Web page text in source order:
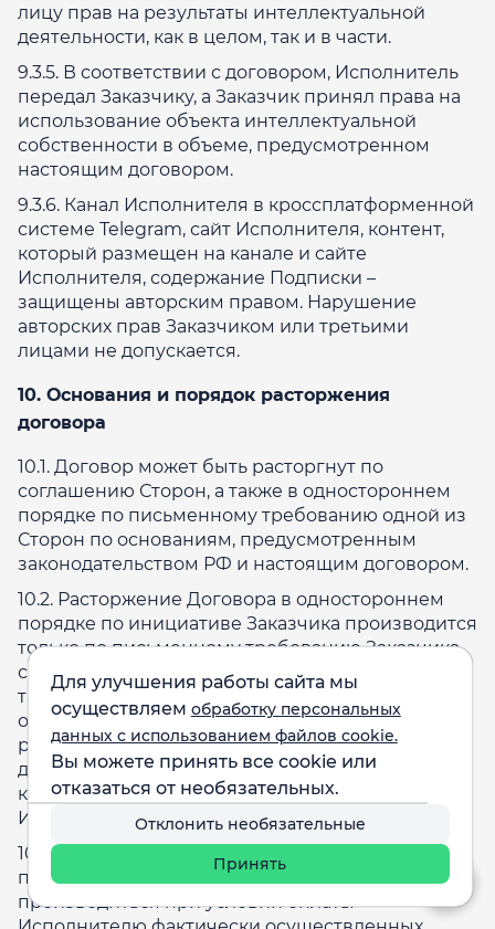
Для улучшения работы сайта мы
осуществляем обработку персональных
данных с использованием файлов cookie.
Вы можете принять все cookie или
отказаться от необязательных.
Отклонить необязательные
Принять
лицу прав на результаты интеллектуальной
деятельности, как в целом, так и в части.
9.3.5. В соответствии с договором, Исполнитель
передал Заказчику, а Заказчик принял права на
использование объекта интеллектуальной
собственности в объеме, предусмотренном
настоящим договором.
9.3.6. Канал Исполнителя в кроссплатформенной
системе Telegram, сайт Исполнителя, контент,
который размещен на канале и сайте
Исполнителя, содержание Подписки –
защищены авторским правом. Нарушение
авторских прав Заказчиком или третьими
лицами не допускается.
10. Основания и порядок расторжения
договора
10.1. Договор может быть расторгнут по
соглашению Сторон, а также в одностороннем
порядке по письменному требованию одной из
Сторон по основаниям, предусмотренным
законодательством РФ и настоящим договором.
10.2. Расторжение Договора в одностороннем
порядке по инициативе Заказчика производится
только по письменному требованию Заказчика,
содержащему причины отказа от договора, а
также данные, позволяющих Исполнителю
однозначно верифицировать Заказчика,
реквизиты и иную информацию, необходимую
для возврата денежных средств, в течение 30
календарных дней со дня получения
Исполнителем такого требования.
10.3. Расторжение Договора в одностороннем
порядке по инициативе Заказчика
производиться при условии оплаты